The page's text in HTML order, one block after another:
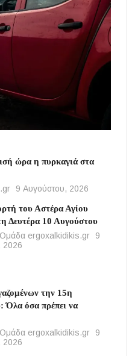
ώρα η πυρκαγιά στα
9 Αυγούστου, 2026
του Αστέρα Αγίου
Δευτέρα 10 Αυγούστου
Ομάδα ergoxalkidikis.gr
9
2026
την 15η
Όλα όσα πρέπει να
Ομάδα ergoxalkidikis.gr
9
2026